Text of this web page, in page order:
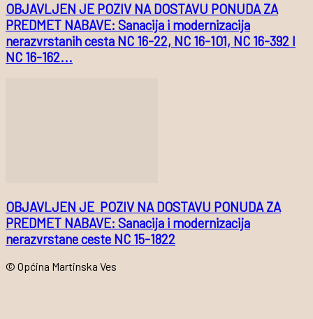
OBJAVLJEN JE POZIV NA DOSTAVU PONUDA ZA
PREDMET NABAVE: Sanacija i modernizacija
nerazvrstanih cesta NC 16-22, NC 16-101, NC 16-392 I
NC 16-162...
OBJAVLJEN JE POZIV NA DOSTAVU PONUDA ZA
PREDMET NABAVE: Sanacija i modernizacija
nerazvrstane ceste NC 15-1822
© Općina Martinska Ves